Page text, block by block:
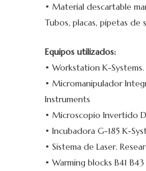
• Material descartable
Tubos, placas, pipetas de
Equipos utilizados:
• Workstation K-Systems.
• Micromanipulador
Instruments
• Microscopio Invertido
• Incubadora G-185 K-
• Sistema de Laser.
• Warming blocks B41